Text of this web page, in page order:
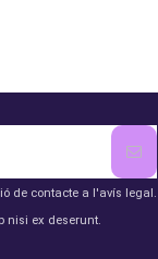
de contacte a l'avís legal.
nisi ex deserunt.